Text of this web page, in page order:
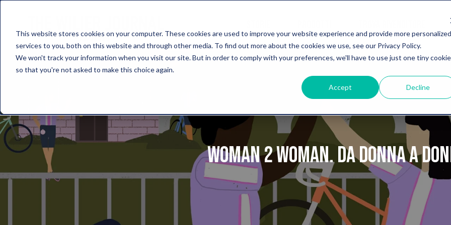
This website stores cookies on your computer. These cookies are used to improve your website experience and provide more personalized
services to you, both on this website and through other media. To find out more about the cookies we use, see our Privacy Policy.
We won't track your information when you visit our site. But in order to comply with your preferences, we'll have to use just one tiny cookie
so that you're not asked to make this choice again.
Accept Decline
Woman 2 Woman. Da donna a